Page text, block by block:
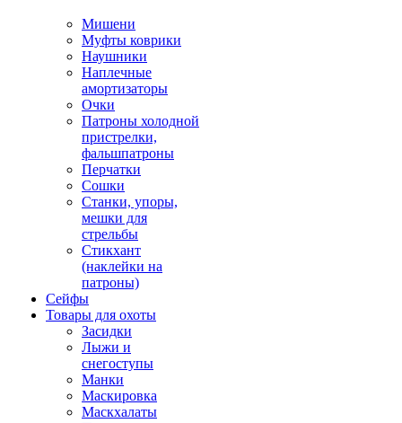
Мишени
Муфты коврики
Наушники
Наплечные
амортизаторы
Очки
Патроны холодной
пристрелки,
фальшпатроны
Перчатки
Сошки
Станки, упоры,
мешки для
стрельбы
Стикхант
(наклейки на
патроны)
Сейфы
Товары для охоты
Засидки
Лыжи и
снегоступы
Манки
Маскировка
Маскхалаты